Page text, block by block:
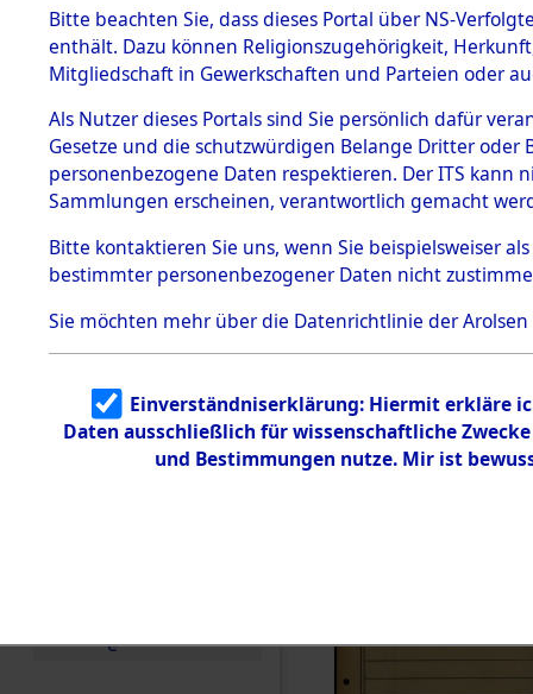
BESTÄNDE
1.
mente
5. Verschiedenes
5.3
Todesmärsche
5.3.1 Alliierte
Erhebungen
zu
Todesmärsch
en
5.3.2
Identifizierun
g
5.3.3
Todesmärsch
e
Dead -
Branch -
Bitte beachten Sie, dass dieses Portal über NS-
enthält. Dazu können Religionszugehörigkeit,
Mitgliedschaft in Gewerkschaften und Parteien oder
Als Nutzer dieses Portals sind Sie persönlich dafür
Gesetze und die schutzwürdigen Belange Dritter
personenbezogene Daten respektieren. Der ITS
Sammlungen erscheinen, verantwortlich gemacht
Bitte kontaktieren Sie uns, wenn Sie beispielsweiser
bestimmter personenbezogener Daten nicht
Sie möchten mehr über die Datenrichtlinie der Arolsen
Einverständniserklärung: Hiermit erkläre
Daten ausschließlich für wissenschaftliche
und Bestimmungen nutze. Mir ist